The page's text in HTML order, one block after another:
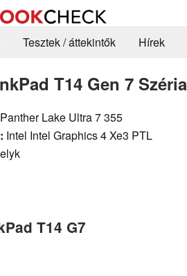
Tesztek / áttekintők Hírek
T14 Gen 7 Széria
Lake Ultra 7 355
Intel Intel Graphics 4 Xe3 PTL
T14 G7